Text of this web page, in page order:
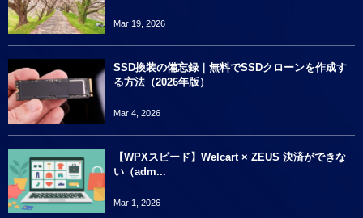
Mar 19, 2026
SSD換装の備忘録｜無料でSSDクローンを作成す
る方法（2026年版）
Mar 4, 2026
【WPXスピード】Welcart × ZEUS 決済ができな
い（adm...
Mar 1, 2026